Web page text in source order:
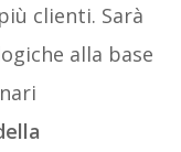
clienti. Sarà
alla base